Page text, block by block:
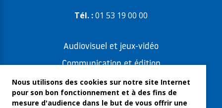
Tél. :01 53 19 00 00
Audiovisuel et jeux-vidéo
Communication et édition
Freelances et artistes-auteurs
Musique et spectacles
Nous utilisons des cookies sur notre site Internet
pour son bon fonctionnement et à des fins de
mesure d'audience dans le but de vous offrir une